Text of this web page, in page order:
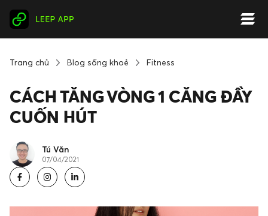
Trang chủ Blog sống khoẻ Fitness
CÁCH TĂNG VÒNG 1 CĂNG ĐẦY
CUỐN HÚT
Tú Văn
07/04/2021